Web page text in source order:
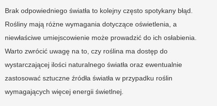
Brak odpowiedniego światła to kolejny często spotykany błąd.
Rośliny mają różne wymagania dotyczące oświetlenia, a
niewłaściwe umiejscowienie może prowadzić do ich osłabienia.
Warto zwrócić uwagę na to, czy roślina ma dostęp do
wystarczającej ilości naturalnego światła oraz ewentualnie
zastosować sztuczne źródła światła w przypadku roślin
wymagających więcej energii świetlnej.